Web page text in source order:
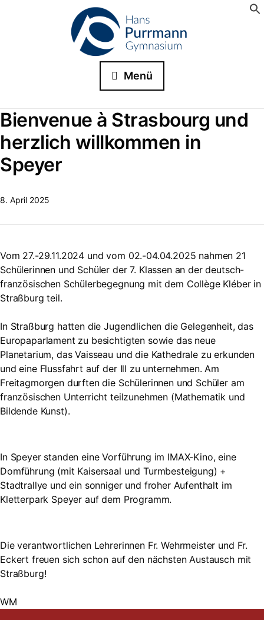
Menü
Bienvenue à Strasbourg und
herzlich willkommen in
Speyer
8. April 2025
Vom 27.-29.11.2024 und vom 02.-04.04.2025 nahmen 21
Schülerinnen und Schüler der 7. Klassen an der deutsch-
französischen Schülerbegegnung mit dem Collège Kléber in
Straßburg teil.
In Straßburg hatten die Jugendlichen die Gelegenheit, das
Europaparlament zu besichtigten sowie das neue
Planetarium, das Vaisseau und die Kathedrale zu erkunden
und eine Flussfahrt auf der Ill zu unternehmen. Am
Freitagmorgen durften die Schülerinnen und Schüler am
französischen Unterricht teilzunehmen (Mathematik und
Bildende Kunst).
In Speyer standen eine Vorführung im IMAX-Kino, eine
Domführung (mit Kaisersaal und Turmbesteigung) +
Stadtrallye und ein sonniger und froher Aufenthalt im
Kletterpark Speyer auf dem Programm.
Die verantwortlichen Lehrerinnen Fr. Wehrmeister und Fr.
Eckert freuen sich schon auf den nächsten Austausch mit
Straßburg!
WM